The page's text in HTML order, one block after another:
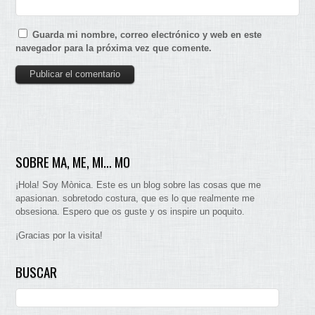
Guarda mi nombre, correo electrónico y web en este
navegador para la próxima vez que comente.
SOBRE MA, ME, MI… MO
¡Hola! Soy Mònica. Este es un blog sobre las cosas que me
apasionan. sobretodo costura, que es lo que realmente me
obsesiona. Espero que os guste y os inspire un poquito.
¡Gracias por la visita!
BUSCAR